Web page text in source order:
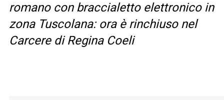
romano con braccialetto elettronico in
zona Tuscolana: ora è rinchiuso nel
Carcere di Regina Coeli